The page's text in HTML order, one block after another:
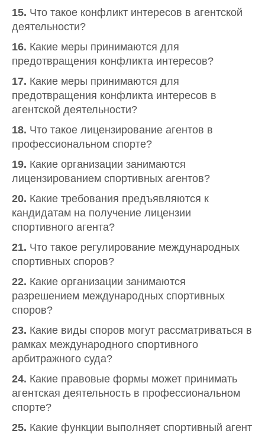
15. Что такое конфликт интересов в агентской
деятельности?
16. Какие меры принимаются для
предотвращения конфликта интересов?
17. Какие меры принимаются для
предотвращения конфликта интересов в
агентской деятельности?
18. Что такое лицензирование агентов в
профессиональном спорте?
19. Какие организации занимаются
лицензированием спортивных агентов?
20. Какие требования предъявляются к
кандидатам на получение лицензии
спортивного агента?
21. Что такое регулирование международных
спортивных споров?
22. Какие организации занимаются
разрешением международных спортивных
споров?
23. Какие виды споров могут рассматриваться в
рамках международного спортивного
арбитражного суда?
24. Какие правовые формы может принимать
агентская деятельность в профессиональном
спорте?
25. Какие функции выполняет спортивный агент